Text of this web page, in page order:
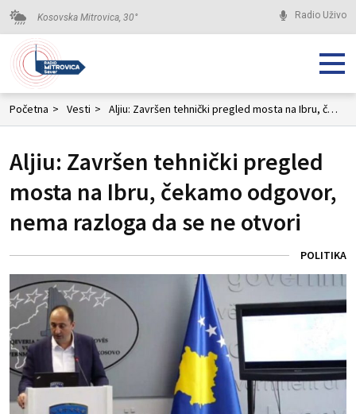
Kosovska Mitrovica, 30° Radio Uživo
Početna > Vesti > Aljiu: Završen tehnički pregled mosta na Ibru, čekamo odgovor, nema razloga da se ne otvori
Aljiu: Završen tehnički pregled
mosta na Ibru, čekamo odgovor,
nema razloga da se ne otvori
POLITIKA